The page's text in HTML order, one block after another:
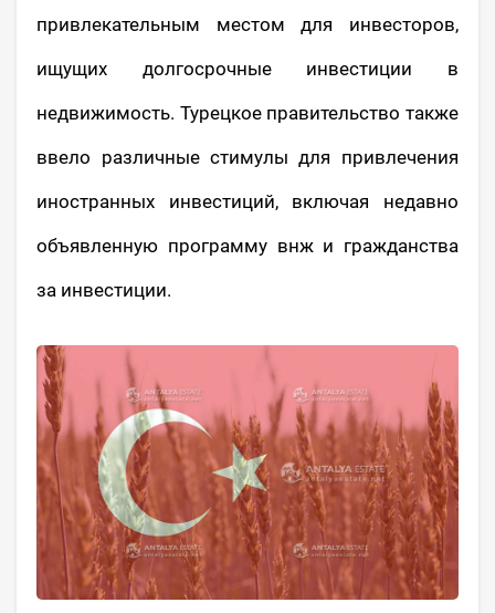
привлекательным местом для инвесторов,
ищущих долгосрочные инвестиции в
недвижимость. Турецкое правительство также
ввело различные стимулы для привлечения
иностранных инвестиций, включая недавно
объявленную программу внж и гражданства
за инвестиции.